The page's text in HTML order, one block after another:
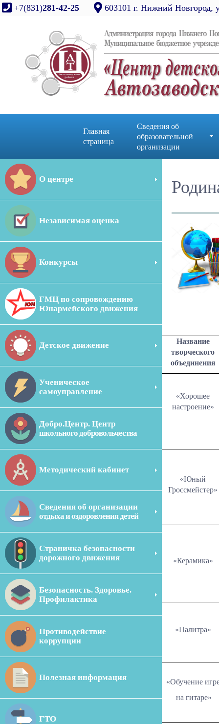
+7(831)281-42-25 603101 г. Нижний Новгород,
Главная
страница
Сведения об
образовательной
организации
О центре
Независимая оценка
Конкурсы
ГМЦ по сопровождению
Юнармейского движения
Детское движение
Ученическое
самоуправление
Добро.Центр. Центр
школьного добровольчества
Методический кабинет
Сведения об организации
отдыха и оздоровления детей
Страничка безопасности
дорожного движения
Безопасность. Здоровье.
Профилактика
Противодействие
коррупции
Полезная информация
ГТО
Название
творческого
объединения
«Хорошее
настроение»
«Юный
Гроссмейстер»
«Керамика»
«Палитра»
«Обучение
на гитаре»